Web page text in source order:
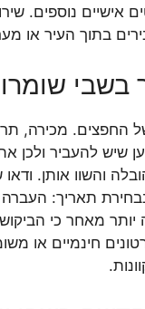
אישיים נוספים.
בתוך העיר או
של החפצים. מכירה,
שיש להעביר ולכן
והשוו אותן.
תאריך:
מאחר כי
חינמיים או